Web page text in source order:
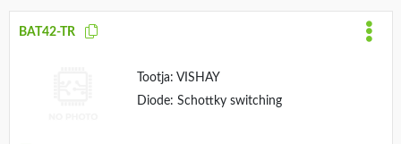
BAT42-TR
Tootja: VISHAY
Diode: Schottky switching